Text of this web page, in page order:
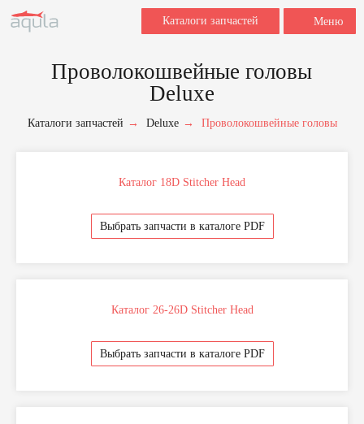
Каталоги запчастей Меню
Заполните форму для заказа
запчастей.
Для быстрой обработки запроса укажите,
свяжемся с вами в течение 2 часов в рабочее
Deluxe
Каталоги запчастей → Deluxe → Проволокошвейные головы
Каталог 18D Stitcher Head
Выбрать запчасти в каталоге PDF
Каталог 26-26D Stitcher Head
Выбрать запчасти в каталоге PDF